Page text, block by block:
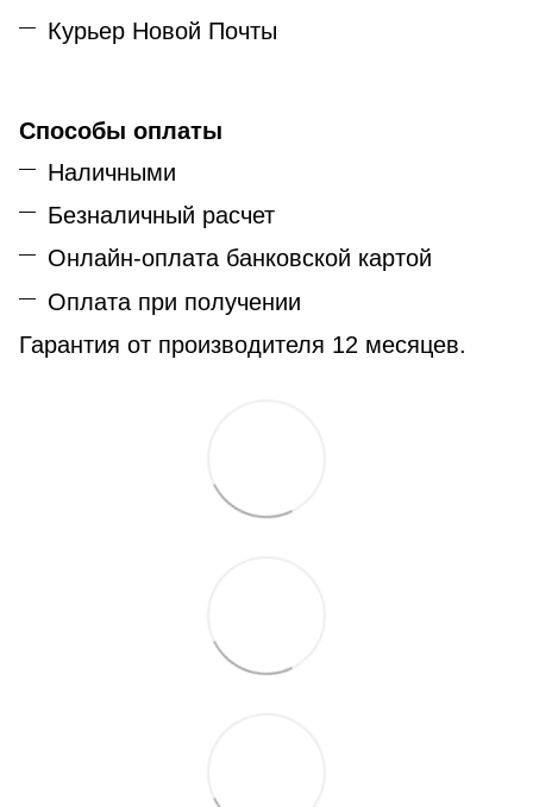
Курьер Новой Почты
Способы оплаты
Наличными
Безналичный расчет
Онлайн-оплата банковской картой
Оплата при получении
Гарантия от производителя 12 месяцев.